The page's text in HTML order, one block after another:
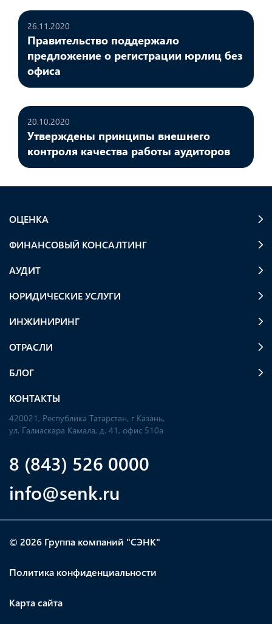
26.11.2020
Правительство поддержало
предложение о регистрации юрлиц без
офиса
20.10.2020
Утверждены принципы внешнего
контроля качества работы аудиторов
ОЦЕНКА
ФИНАНСОВЫЙ КОНСАЛТИНГ
АУДИТ
ЮРИДИЧЕСКИЕ УСЛУГИ
ИНЖИНИРИНГ
ОТРАСЛИ
БЛОГ
КОНТАКТЫ
420021, Республика Татарстан, г Казань,
ул. Галиаскара Камала, д. 41, офис 510а
8 (843) 526 0000
info@senk.ru
© 2026 Группа компаний "СЭНК"
Политика конфиденциальности
Карта сайта